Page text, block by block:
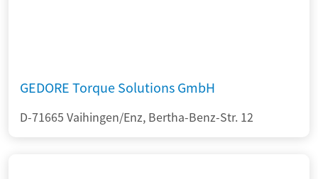
GEDORE Torque Solutions GmbH
D-71665 Vaihingen/Enz, Bertha-Benz-Str. 12